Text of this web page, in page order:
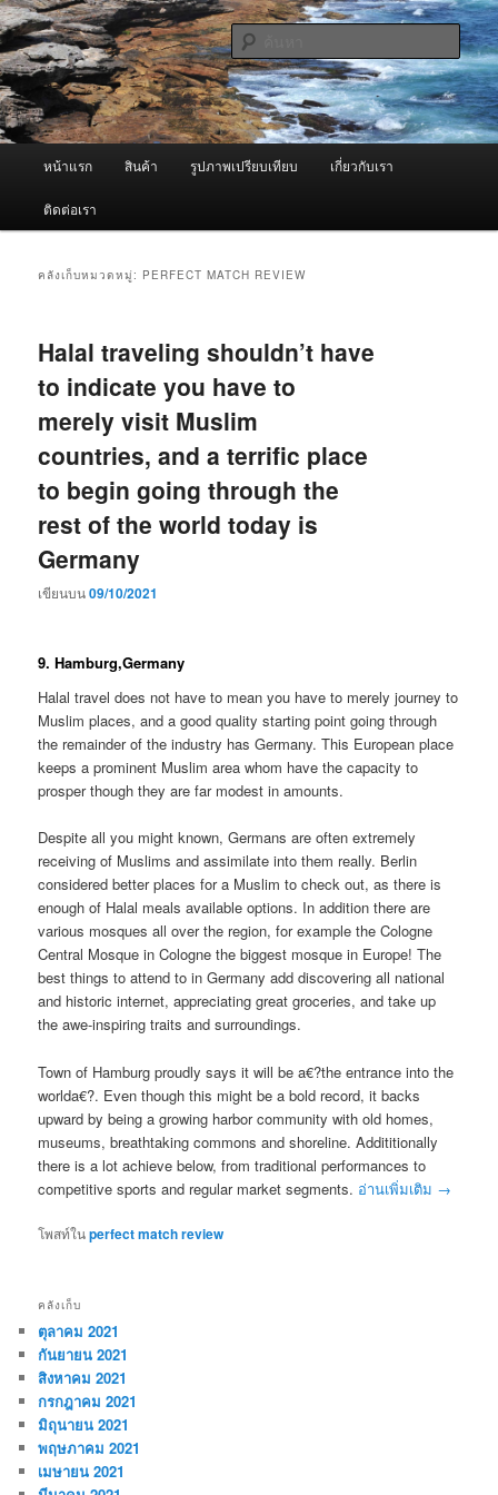
ข้าม
ไป
ยัง
เนื้อหา
หลัก
ข้าม
ไป
บทความ
รอง
ผู้นำเข้าเครื่องพ่นหมอกควัน Best
Fogger / Fogger One และ อะไหล่
จำหน่ายเครื่องพ่นหมอกควัน คุณภาพดี บริการด้วยความจริงใจ
ค้นหา
หน้าแรก สินค้า รูปภาพเปรียบเทียบ เกี่ยวกับเรา
ติดต่อเรา
คลังเก็บหมวดหมู่: PERFECT MATCH REVIEW
Halal traveling shouldn’t have
to indicate you have to
merely visit Muslim
countries, and a terrific place
to begin going through the
rest of the world today is
Germany
เขียนบน09/10/2021
9. Hamburg,Germany
Halal travel does not have to mean you have to merely journey to
Muslim places, and a good quality starting point going through
the remainder of the industry has Germany. This European place
keeps a prominent Muslim area whom have the capacity to
prosper though they are far modest in amounts.
Despite all you might known, Germans are often extremely
receiving of Muslims and assimilate into them really. Berlin
considered better places for a Muslim to check out, as there is
enough of Halal meals available options. In addition there are
various mosques all over the region, for example the Cologne
Central Mosque in Cologne the biggest mosque in Europe! The
best things to attend to in Germany add discovering all national
and historic internet, appreciating great groceries, and take up
the awe-inspiring traits and surroundings.
Town of Hamburg proudly says it will be a€?the entrance into the
worlda€?. Even though this might be a bold record, it backs
upward by being a growing harbor community with old homes,
museums, breathtaking commons and shoreline. Addititionally
there is a lot achieve below, from traditional performances to
competitive sports and regular market segments. อ่านเพิ่มเติม →
โพสท์ในperfect match review
คลังเก็บ
ตุลาคม 2021
กันยายน 2021
สิงหาคม 2021
กรกฎาคม 2021
มิถุนายน 2021
พฤษภาคม 2021
เมษายน 2021